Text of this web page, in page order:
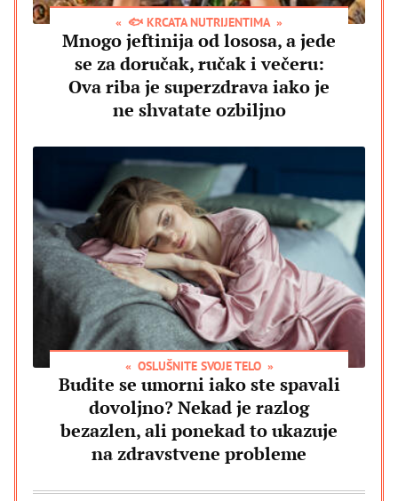
🐟 KRCATA NUTRIJENTIMA
Mnogo jeftinija od lososa, a jede
se za doručak, ručak i večeru:
Ova riba je superzdrava iako je
ne shvatate ozbiljno
OSLUŠNITE SVOJE TELO
Budite se umorni iako ste spavali
dovoljno? Nekad je razlog
bezazlen, ali ponekad to ukazuje
na zdravstvene probleme